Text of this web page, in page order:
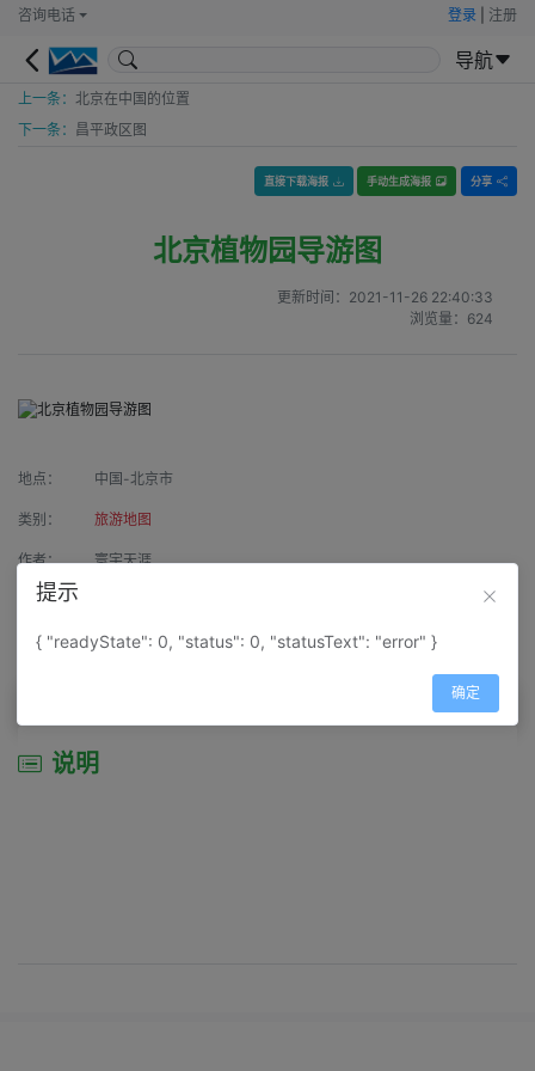
咨询电话 登录 注册
导航
上一条： 北京在中国的位置
下一条： 昌平政区图
直接下载海报 手动生成海报 分享
北京植物园导游图
更新时间： 2021-11-26 22:40:33
浏览量： 624
地点： 中国-北京市
类别： 旅游地图
作者： 寰宇天涯
来源：
属性： 地图属性： 地图类型-景区导游图
说明
提示
{ "readyState": 0, "status": 0, "statusText": "error" }
确定